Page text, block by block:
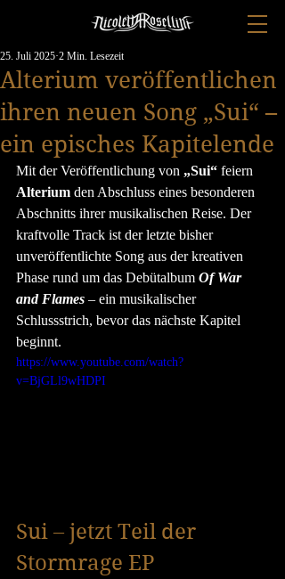
Alterium veröffentlichen
ihren neuen Song „Sui“ –
ein episches Kapitelende
25. Juli 2025 2 Min. Lesezeit
Mit der Veröffentlichung von „Sui“ feiern
Alterium den Abschluss eines besonderen
Abschnitts ihrer musikalischen Reise. Der
kraftvolle Track ist der letzte bisher
unveröffentlichte Song aus der kreativen
Phase rund um das Debütalbum Of War
and Flames – ein musikalischer
Schlussstrich, bevor das nächste Kapitel
beginnt.
https://www.youtube.com/watch?
v=BjGLl9wHDPI
Sui – jetzt Teil der
Stormrage EP